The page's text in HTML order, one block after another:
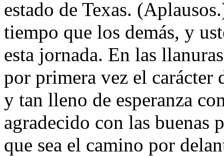
estado de Texas.
tiempo que los demás, y
esta jornada. En las
por primera vez el carácter
y tan lleno de esperanza
agradecido con las buenas
que sea el camino por